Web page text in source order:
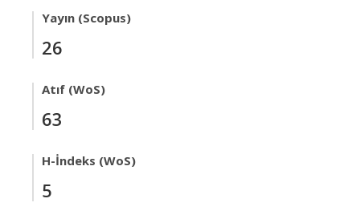
Yayın (Scopus)
26
Atıf (WoS)
63
H-İndeks (WoS)
5